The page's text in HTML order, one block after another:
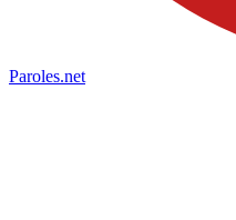
Paroles.net